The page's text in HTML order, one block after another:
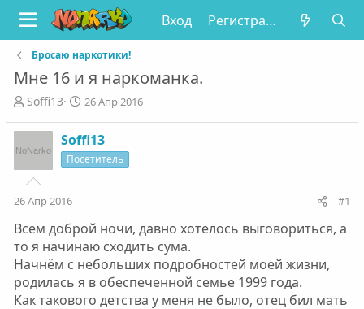
Вход Регистрация
Бросаю наркотики!
Мне 16 и я наркоманка.
А
т
о
т
м
ы
Soffi13
Д
т
а
н
л
26 Апр 2016
Soffi13
Посетитель
26 Апр 2016 #1
Всем доброй ночи, давно хотелось выговориться, а
то я начинаю сходить сума.
Начнём с небольших подробностей моей жизни,
родилась я в обеспеченной семье 1999 года.
Как такового детства у меня не было, отец бил мать